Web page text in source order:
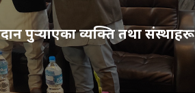
पुर्‍याएका व्यक्ति तथा संस्थाहरू